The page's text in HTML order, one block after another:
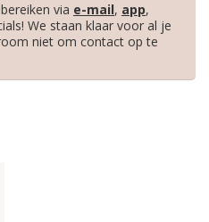
via e-mail, app,
We staan klaar voor al je
niet om contact op te